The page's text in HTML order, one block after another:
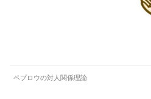
ペプロウの対人関係理論